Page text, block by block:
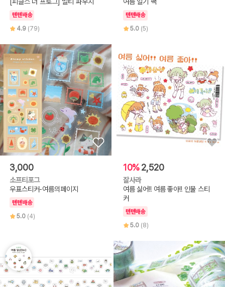
텐텐배송
4.9 (79)
텐텐배송
5.0 (5)
3,000
소프티포그
우표스티커-여름의페이지
텐텐배송
5.0 (4)
10%2,520
잘사라
여름 싫어!! 여름 좋아!! 인물 스티
커
텐텐배송
5.0 (8)